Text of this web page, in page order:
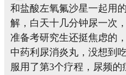
和盐酸左氧氟沙星一起用
解，白天十几分钟尿一次
准备考研究生还挺焦虑的
中药利尿消炎丸，没想到
服用了第3个疗程，尿频